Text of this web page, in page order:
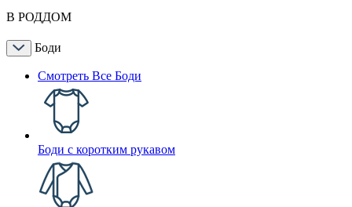
В РОДДОМ
Боди
Смотреть Все Боди
Боди с коротким рукавом